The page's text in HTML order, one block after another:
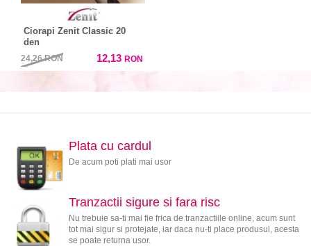
Ciorapi Zenit Classic 20
den
24,26RON 12,13 RON
Plata cu cardul
De acum poti plati mai usor
Tranzactii sigure si fara risc
Nu trebuie sa-ti mai fie frica de tranzactiile online, acum sunt
tot mai sigur si protejate, iar daca nu-ti place produsul, acesta
se poate returna usor.